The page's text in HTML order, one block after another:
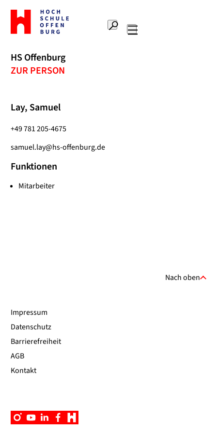
Zur
Startseite
Hochschule
Suche
HS Offenburg
ZUR PERSON
Lay, Samuel
+49 781 205-4675
samuel.lay@hs-offenburg.de
Funktionen
Mitarbeiter
Nach oben
Impressum
Datenschutz
Barrierefreiheit
AGB
Kontakt
Instagram
YouTubeLinkedinFacebookCampus
App